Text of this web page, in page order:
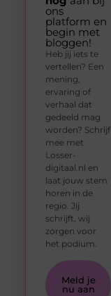
ons
platform en
begin met
bloggen!
Heb jij iets te
vertellen? Een
mening,
ervaring of
verhaal dat
gedeeld mag
worden? Schrijf
mee met
Losser-
digitaal.nl en
laat jouw stem
horen in de
regio. Jij
schrijft, wij
zorgen voor
het podium.
Meld je
nu aan